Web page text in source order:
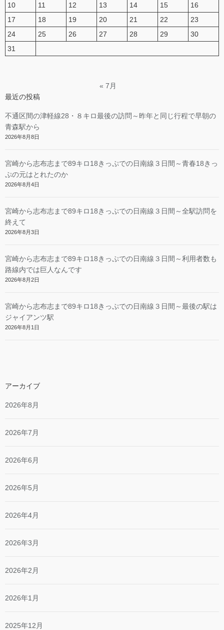
10
11 12 13 14 15
16
17
18 19 20 21 22
23
24
25 26 27 28 29
30
31
« 7月
最近の投稿
不通区間の津軽線28・８キロ最後の訪問～昨年と同じ行程で早朝の
青森駅から
2026年8月8日
宮崎から志布志まで89キロ18きっぷでの日南線３日間～青春18きっ
ぷの元はとれたのか
2026年8月4日
宮崎から志布志まで89キロ18きっぷでの日南線３日間～全駅訪問を
終えて
2026年8月3日
宮崎から志布志まで89キロ18きっぷでの日南線３日間～利用者数も
路線内では巨人なんです
2026年8月2日
宮崎から志布志まで89キロ18きっぷでの日南線３日間～最後の駅は
ジャイアンツ駅
2026年8月1日
アーカイブ
2026年8月
2026年7月
2026年6月
2026年5月
2026年4月
2026年3月
2026年2月
2026年1月
2025年12月